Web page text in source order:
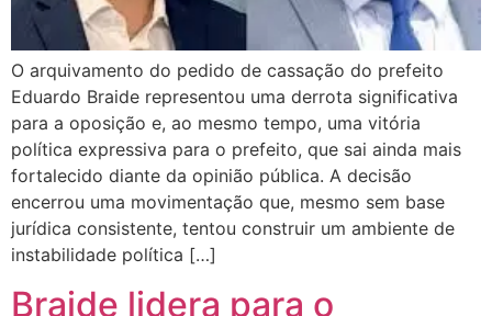
O arquivamento do pedido de cassação do prefeito
Eduardo Braide representou uma derrota significativa
para a oposição e, ao mesmo tempo, uma vitória
política expressiva para o prefeito, que sai ainda mais
fortalecido diante da opinião pública. A decisão
encerrou uma movimentação que, mesmo sem base
jurídica consistente, tentou construir um ambiente de
instabilidade política […]
Braide lidera para o